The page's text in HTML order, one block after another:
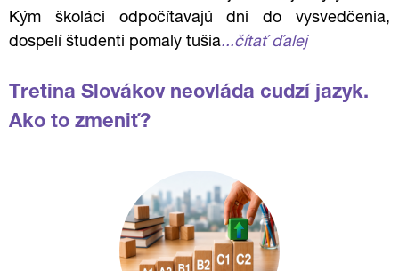
Kým školáci odpočítavajú dni do vysvedčenia,
dospelí študenti pomaly tušia...čítať ďalej
Tretina Slovákov neovláda cudzí jazyk.
Ako to zmeniť?